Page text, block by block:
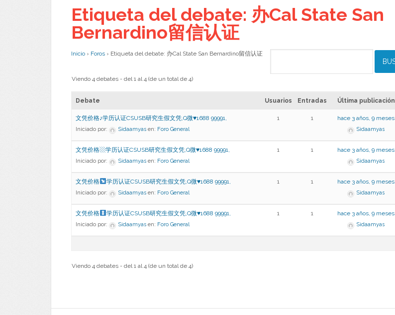
Etiqueta del debate: 办Cal State San
Bernardino留信认证
Inicio › Foros › Etiqueta del debate: 办Cal State San Bernardino留信认证
Viendo 4 debates - del 1 al 4 (de un total de 4)
Debate Usuarios Entradas Última publicación
文凭价格♪学历认证CSUSB研究生假文凭,Q微♥1688 99991,
Iniciado por: Sidaamyas en: Foro General
1 1 hace 3 años, 9 meses
Sidaamyas
文凭价格▧学历认证CSUSB研究生假文凭,Q微♥1688 99991,
Iniciado por: Sidaamyas en: Foro General
1 1 hace 3 años, 9 meses
Sidaamyas
文凭价格 学历认证CSUSB研究生假文凭,Q微♥1688 99991,
Iniciado por: Sidaamyas en: Foro General
1 1 hace 3 años, 9 meses
Sidaamyas
文凭价格 学历认证CSUSB研究生假文凭,Q微♥1688 99991,
Iniciado por: Sidaamyas en: Foro General
1 1 hace 3 años, 9 meses
Sidaamyas
Viendo 4 debates - del 1 al 4 (de un total de 4)